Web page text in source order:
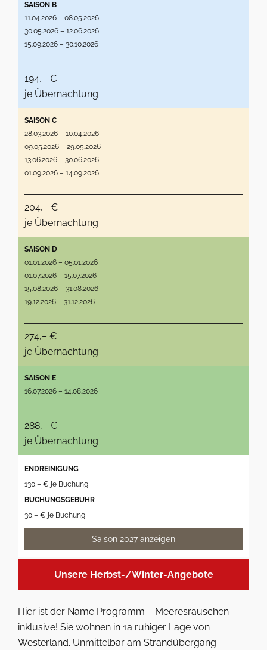
SAISON B
11.04.2026 – 08.05.2026
30.05.2026 – 12.06.2026
15.09.2026 – 30.10.2026
194,– €
je Übernachtung
SAISON C
28.03.2026 – 10.04.2026
09.05.2026 – 29.05.2026
13.06.2026 – 30.06.2026
01.09.2026 – 14.09.2026
204,– €
je Übernachtung
SAISON D
01.01.2026 – 05.01.2026
01.07.2026 – 15.07.2026
15.08.2026 – 31.08.2026
19.12.2026 – 31.12.2026
274,– €
je Übernachtung
SAISON E
16.07.2026 – 14.08.2026
288,– €
je Übernachtung
ENDREINIGUNG
130,– € je Buchung
BUCHUNGSGEBÜHR
30,– € je Buchung
Saison 2027 anzeigen
Unsere Herbst-/Winter-Angebote
Hier ist der Name Programm – Meeresrauschen
inklusive! Sie wohnen in 1a ruhiger Lage von
Westerland. Unmittelbar am Strandübergang